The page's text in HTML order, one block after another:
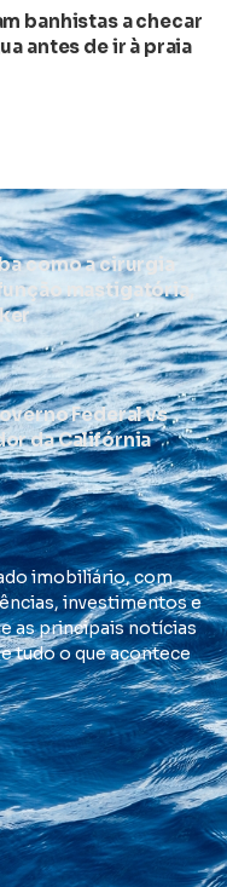
banhistas a checar
antes de ir à praia
como a cirurgia
mastigatória,
Federal vs
da Califórnia
imobiliário, com
investimentos e
as principais notícias
tudo o que acontece